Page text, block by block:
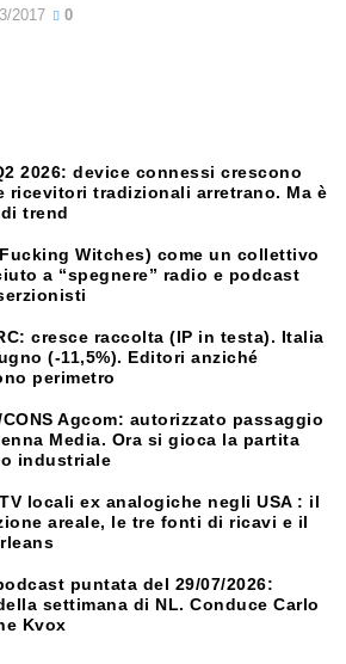
2017 0
2026: device connessi crescono
ricevitori tradizionali arretrano. Ma è
trend
Fucking Witches) come un collettivo
a “spegnere” radio e podcast
cresce raccolta (IP in testa). Italia
(-11,5%). Editori anziché
perimetro
Agcom: autorizzato passaggio
Media. Ora si gioca la partita
industriale
locali ex analogiche negli USA : il
areale, le tre fonti di ricavi e il
puntata del 29/07/2026:
settimana di NL. Conduce Carlo
Kvox